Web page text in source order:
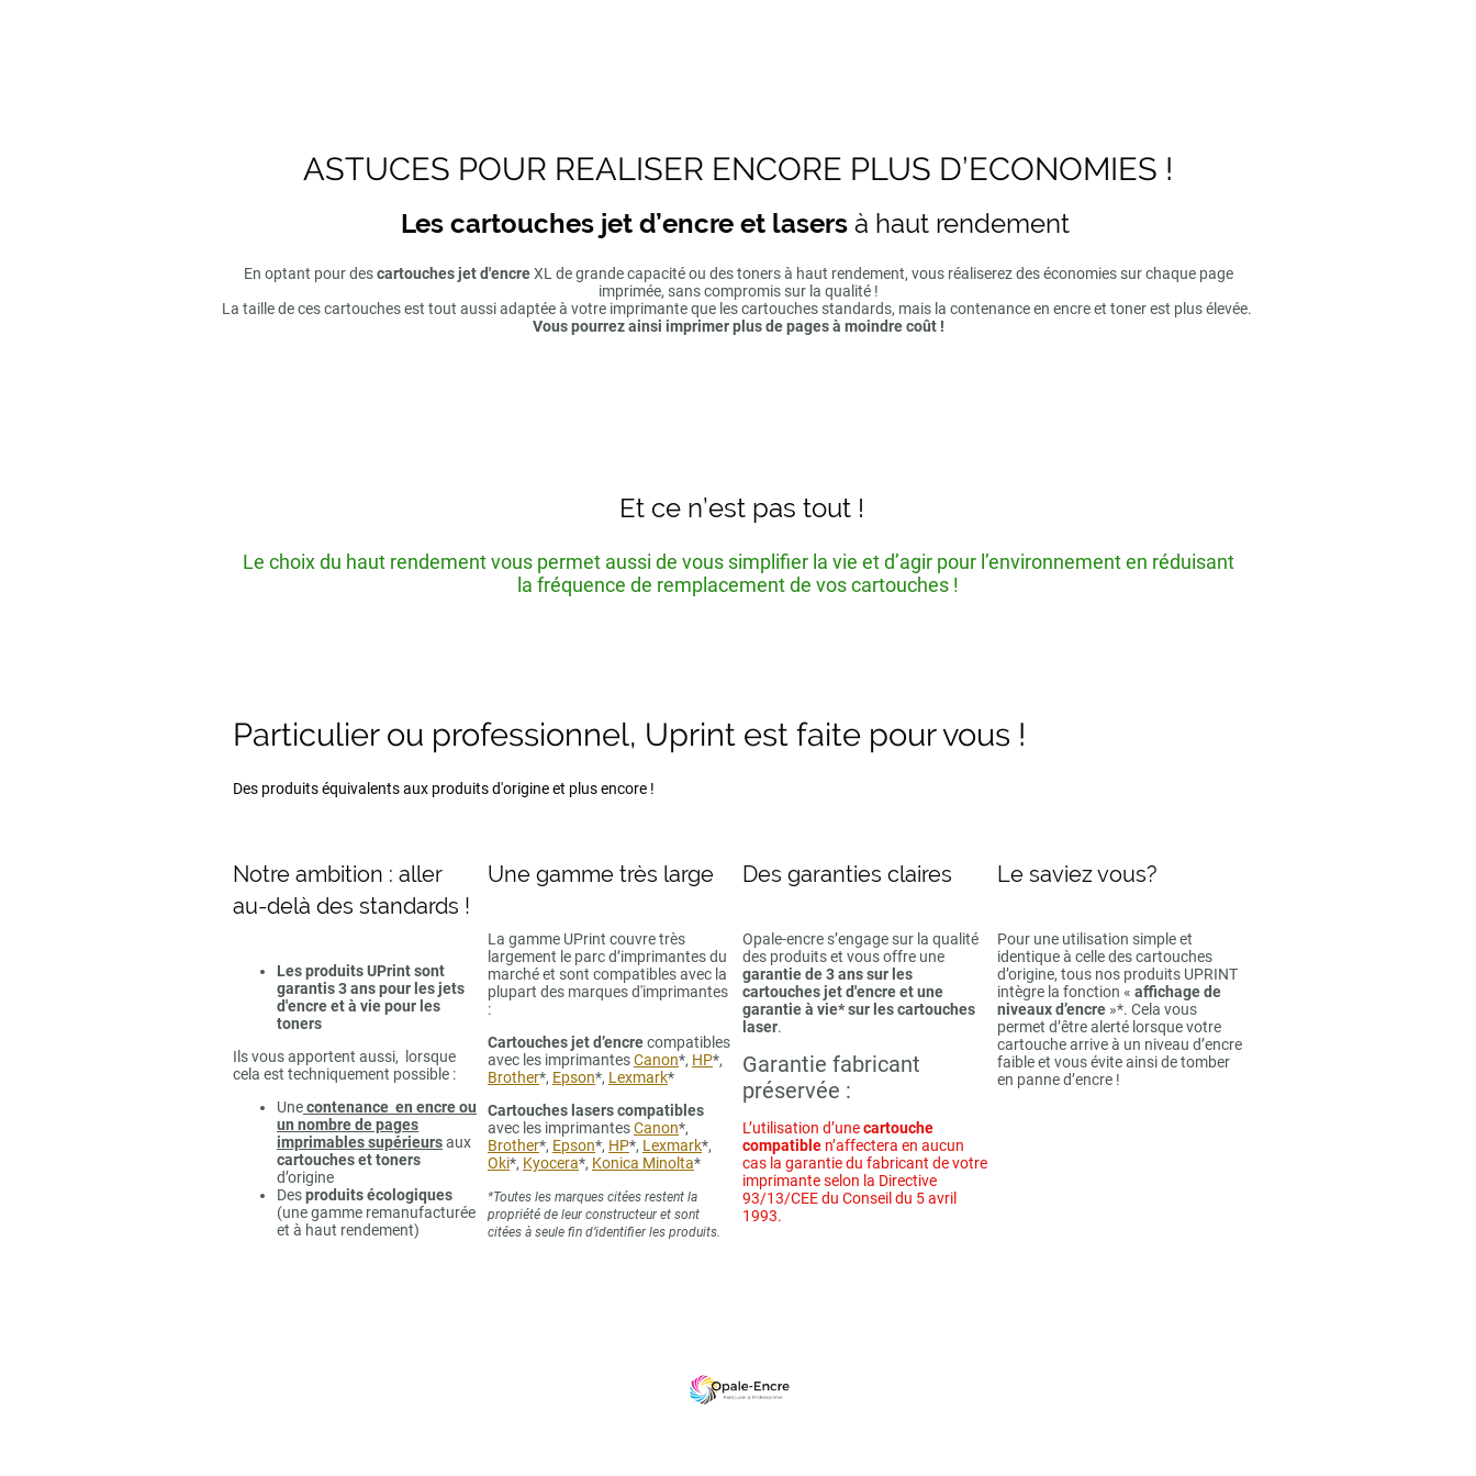
ASTUCES POUR REALISER ENCORE PLUS D’ECONOMIES !
Les cartouches jet d’encre et lasersà haut rendement
En optant pour descartouches jet d'encreXL de grande capacité ou des toners à haut rendement, vous réaliserez des économies sur chaque page
imprimée, sans compromis sur la qualité !
La taille de ces cartouches est tout aussi adaptée à votre imprimante que les cartouches standards, mais la contenance en encre et toner est plus élevée.
Vous pourrez ainsi imprimer plus de pages à moindre coût !
Et ce n’est pas tout !
Le choix du haut rendement vous permet aussi de vous simplifier la vie et d’agir pour l’environnement en réduisant
la fréquence de remplacement de vos cartouches !
Particulier ou professionnel, Uprint est faite pour vous !
Des produits équivalents aux produits d'origine et plus encore !
Notre ambition : aller
au-delà des standards !
Les produits UPrint sont
garantis 3 ans pour les jets
d'encre et à vie pour les
toners
Ils vous apportent aussi, lorsque
cela est techniquement possible :
Unecontenance en encre ou
un nombre de pages
imprimables supérieursaux
cartouches et toners
d’origine
Desproduits écologiques
(une gamme remanufacturée
et à haut rendement)
Une gamme très large
La gamme UPrint couvre très
largement le parc d’imprimantes du
marché et sont compatibles avec la
plupart des marques d'imprimantes
:
Cartouches jet d’encrecompatibles
avec les imprimantesCanon*, HP*,
Brother*, Epson*, Lexmark*
Cartouches lasers compatibles
avec les imprimantesCanon*,
Brother*, Epson*, HP*, Lexmark*,
Oki*, Kyocera*, Konica Minolta*
*Toutes les marques citées restent la
propriété de leur constructeur et sont
citées à seule fin d’identifier les produits.
Des garanties claires
Opale-encre s’engage sur la qualité
des produits et vous offre une
garantie de 3 ans sur les
cartouches jet d'encre et une
garantie à vie* sur les cartouches
laser.
Garantie fabricant
préservée :
L’utilisation d’unecartouche
compatible n’affectera en aucun
cas la garantie du fabricant de votre
imprimante selon la Directive
93/13/CEE du Conseil du 5 avril
1993.
Le saviez vous?
Pour une utilisation simple et
identique à celle des cartouches
d’origine, tous nos produits UPRINT
intègre la fonction « affichage de
niveaux d’encre »*. Cela vous
permet d’être alerté lorsque votre
cartouche arrive à un niveau d’encre
faible et vous évite ainsi de tomber
en panne d’encre !